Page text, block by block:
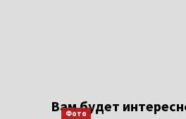
Вам будет
Фото